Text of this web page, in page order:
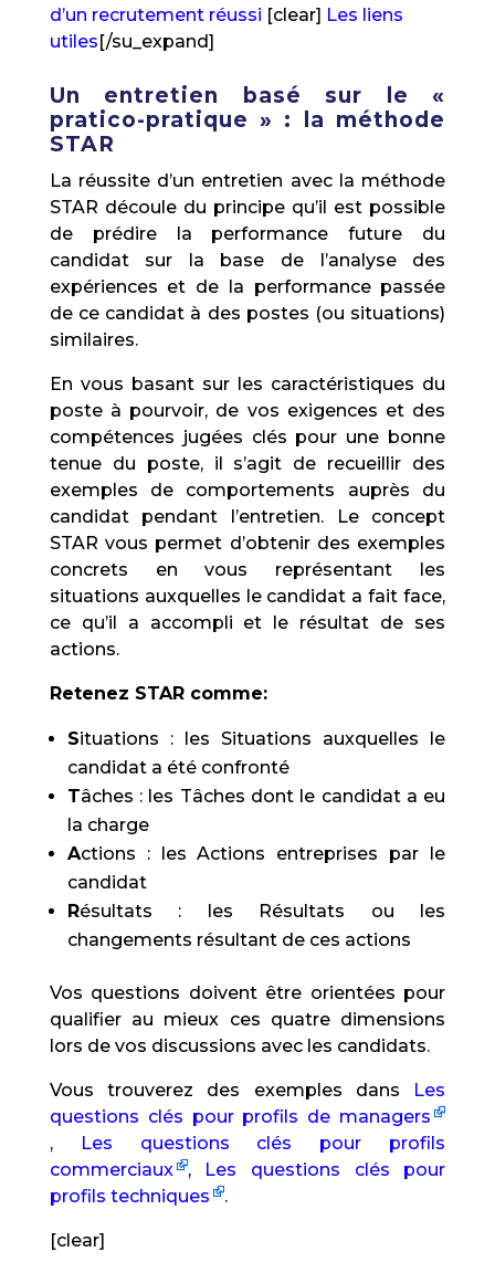
d’un recrutement réussi [clear] Les liens
utiles[/su_expand]
Un entretien basé sur le «
pratico-pratique » : la méthode
STAR
La réussite d’un entretien avec la méthode
STAR découle du principe qu’il est possible
de prédire la performance future du
candidat sur la base de l’analyse des
expériences et de la performance passée
de ce candidat à des postes (ou situations)
similaires.
En vous basant sur les caractéristiques du
poste à pourvoir, de vos exigences et des
compétences jugées clés pour une bonne
tenue du poste, il s’agit de recueillir des
exemples de comportements auprès du
candidat pendant l’entretien. Le concept
STAR vous permet d’obtenir des exemples
concrets en vous représentant les
situations auxquelles le candidat a fait face,
ce qu’il a accompli et le résultat de ses
actions.
Retenez STAR comme:
Situations : les Situations auxquelles le
candidat a été confronté
Tâches : les Tâches dont le candidat a eu
la charge
Actions : les Actions entreprises par le
candidat
Résultats : les Résultats ou les
changements résultant de ces actions
Vos questions doivent être orientées pour
qualifier au mieux ces quatre dimensions
lors de vos discussions avec les candidats.
Vous trouverez des exemples dans Les
questions clés pour profils de managers
,
Les questions clés pour profils
commerciaux
, Les questions clés pour
profils techniques
.
[clear]